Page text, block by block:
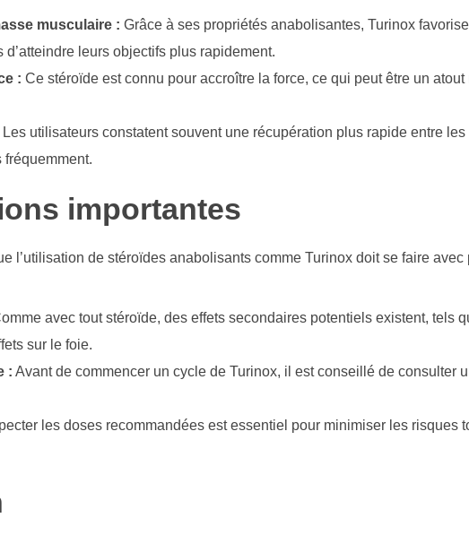
musculaire : Grâce à ses propriétés anabolisantes, Turinox
d’atteindre leurs objectifs plus rapidement.
: Ce stéroïde est connu pour accroître la force, ce qui peut être un
Les utilisateurs constatent souvent une récupération plus rapide entre
fréquemment.
importantes
l’utilisation de stéroïdes anabolisants comme Turinox doit se faire
avec tout stéroïde, des effets secondaires potentiels existent, tels
sur le foie.
: Avant de commencer un cycle de Turinox, il est conseillé de consulter
les doses recommandées est essentiel pour minimiser les risques